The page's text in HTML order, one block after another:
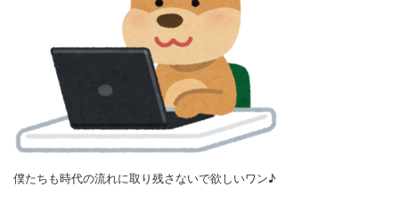
僕たちも時代の流れに取り残さないで欲しいワン♪